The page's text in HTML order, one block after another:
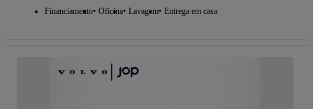
Financiamento Oficina Lavagem Entrega em casa